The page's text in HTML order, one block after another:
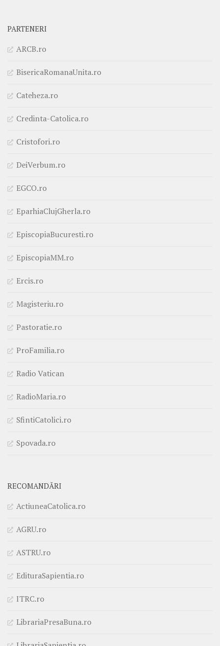
PARTENERI
ARCB.ro
BisericaRomanaUnita.ro
Cateheza.ro
Credinta-Catolica.ro
Cristofori.ro
DeiVerbum.ro
EGCO.ro
EparhiaClujGherla.ro
EpiscopiaBucuresti.ro
EpiscopiaMM.ro
Ercis.ro
Magisteriu.ro
Pastoratie.ro
ProFamilia.ro
Radio Vatican
RadioMaria.ro
SfintiCatolici.ro
Spovada.ro
RECOMANDĂRI
ActiuneaCatolica.ro
AGRU.ro
ASTRU.ro
EdituraSapientia.ro
ITRC.ro
LibrariaPresaBuna.ro